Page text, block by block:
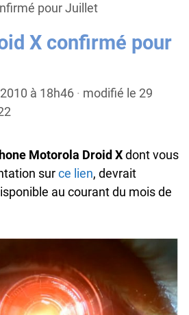
pour Juillet
X confirmé pour
à 18h46 · modifié le 29
Motorola Droid Xdont vous
surce lien, devrait
au courant du mois de